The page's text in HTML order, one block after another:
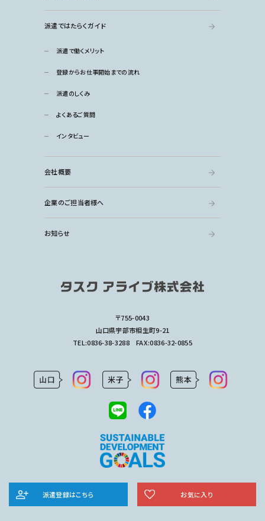
派遣ではたらくガイド
派遣で働くメリット
登録からお仕事開始までの流れ
派遣のしくみ
よくあるご質問
インタビュー
会社概要
企業のご担当者様へ
お知らせ
〒755-0043
山口県宇部市相生町9-21
TEL:0836-38-3288FAX:0836-32-0855
派遣登録はこちら お気に入り